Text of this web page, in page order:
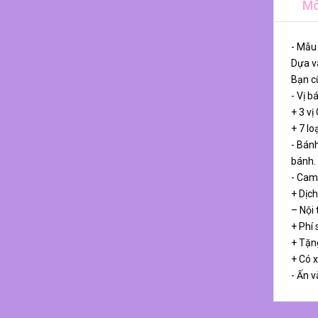
-
Dựa
Bạn
- Vị
+ 3 vị
+ 7
-
bánh.
-
+
– Nội
+ Phí
+
+ Có
- Ấn